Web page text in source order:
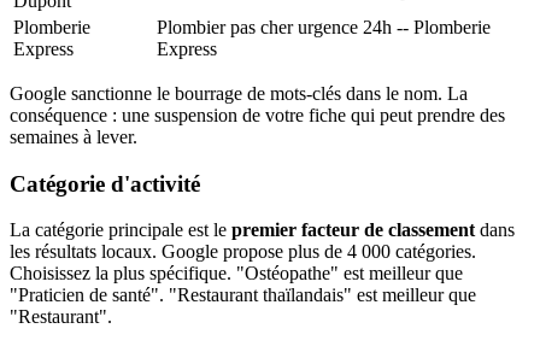
Plomberie
Express
Plombier pas cher urgence 24h -- Plomberie
Express
Google sanctionne le bourrage de mots-clés dans le nom. La
conséquence : une suspension de votre fiche qui peut prendre des
semaines à lever.
Catégorie d'activité
La catégorie principale est le premier facteur de classement dans
les résultats locaux. Google propose plus de 4 000 catégories.
Choisissez la plus spécifique. "Ostéopathe" est meilleur que
"Praticien de santé". "Restaurant thaïlandais" est meilleur que
"Restaurant".